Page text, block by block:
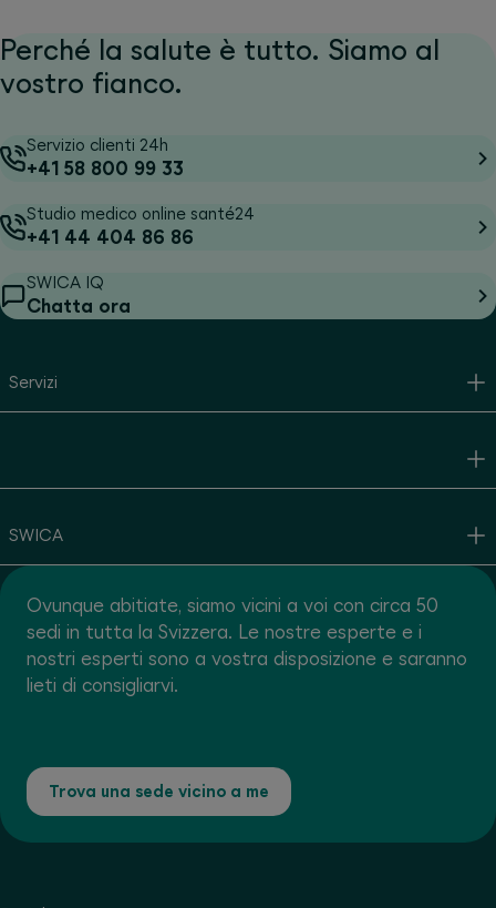
Perché la salute è tutto. Siamo al
vostro fianco.
Servizio clienti 24h
+41 58 800 99 33
Studio medico online santé24
+41 44 404 86 86
SWICA IQ
Chatta ora
Servizi
SWICA
Ovunque abitiate, siamo vicini a voi con circa 50
sedi in tutta la Svizzera. Le nostre esperte e i
nostri esperti sono a vostra disposizione e saranno
lieti di consigliarvi.
Trova una sede vicino a me